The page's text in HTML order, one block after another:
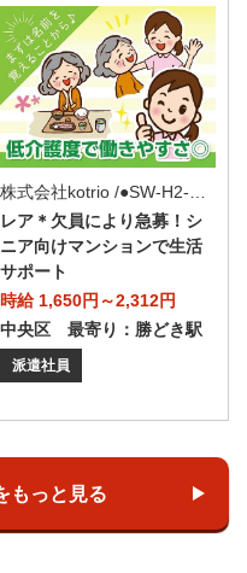
レア＊欠員により急募！シ
ニア向けマンションで生活
サポート
時給 1,650円～2,312円
中央区 最寄り：勝どき駅
派遣社員
もっと見る